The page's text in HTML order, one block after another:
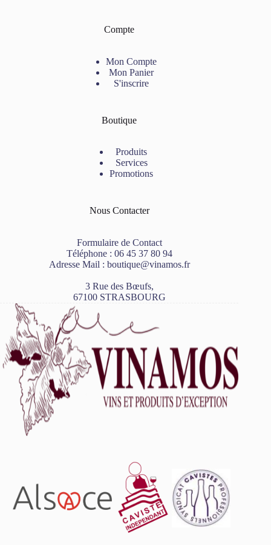
Compte
Mon Compte
Mon Panier
S'inscrire
Boutique
Produits
Services
Promotions
Nous Contacter
Formulaire de Contact
Téléphone : 06 45 37 80 94
Adresse Mail : boutique@vinamos.fr
3 Rue des Bœufs,
67100 STRASBOURG